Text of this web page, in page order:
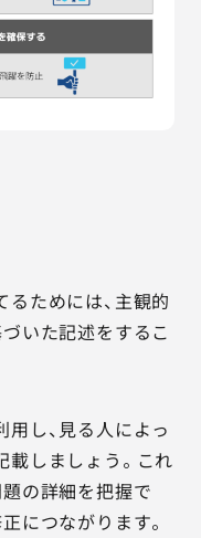
ためには、主観的
いた記述をするこ
し、見る人によっ
しましょう。これ
の詳細を把握で
につながります。